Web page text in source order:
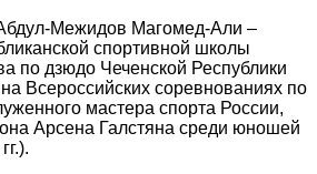
Межидов Магомед-Али –
спортивной школы
по дзюдо Чеченской Республики
Всероссийских соревнованиях по
мастера спорта России,
Арсена Галстяна среди юношей